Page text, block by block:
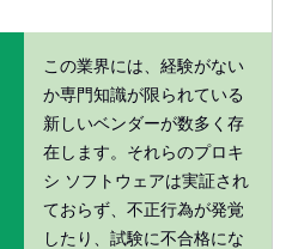
この業界には、経験がない
か専門知識が限られている
新しいベンダーが数多く存
在します。それらのプロキ
シ ソフトウェアは実証され
ておらず、不正行為が発覚
したり、試験に不合格にな